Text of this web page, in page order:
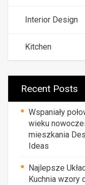
Interior Design
Kitchen
Recent Posts
Wspaniały
wieku
mieszkania
Ideas
Najlepsze
Kuchnia wzory